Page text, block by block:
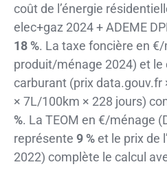
coût de l’énergie
elec+gaz 2024 + ADEME
18 %. La taxe foncière en €/
produit/ménage 2024) et le
carburant (prix data.gouv.fr
× 7L/100km × 228 jours)
%. La TEOM en €/ménage
représente 9 %et le prix de
2022) complète le calcul